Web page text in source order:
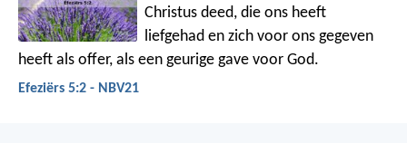
Christus deed, die ons heeft
liefgehad en zich voor ons gegeven
heeft als offer, als een geurige gave voor God.
Efeziërs 5:2 - NBV21